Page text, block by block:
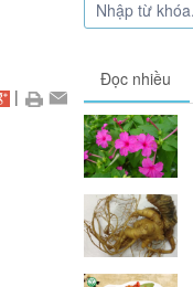
|
Đọc nhiều